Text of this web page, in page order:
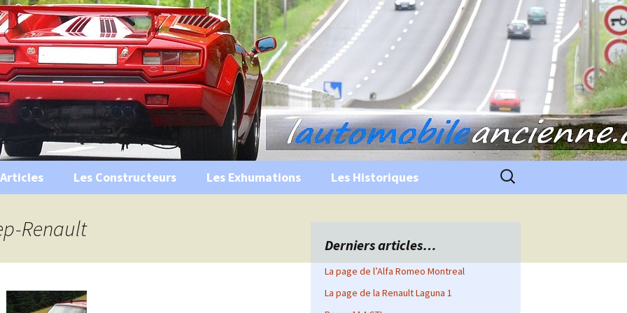
Ancienne
historiques …
évènements
Les Constructeurs Les Exhumations Les Historiques Rechercher :
Renault
Derniers articles…
La page de l’Alfa Romeo Montreal
La page de la Renault Laguna 1